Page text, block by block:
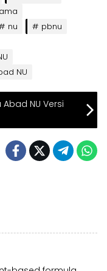
nu
pbnu
NU
NU Versi